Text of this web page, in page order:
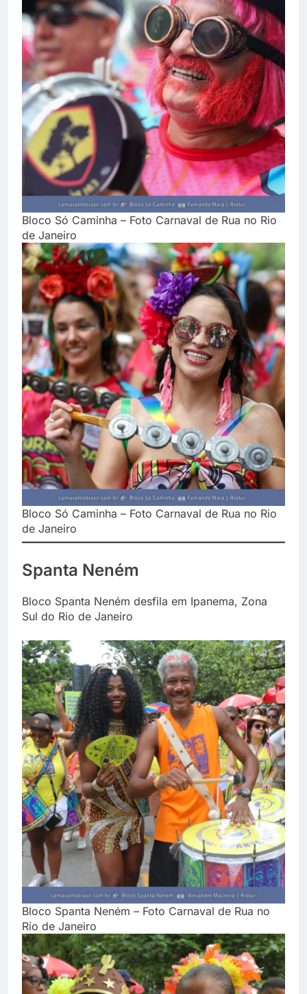
Bloco Só Caminha – Foto Carnaval de Rua no Rio
de Janeiro
Bloco Só Caminha – Foto Carnaval de Rua no Rio
de Janeiro
Spanta Neném
Bloco Spanta Neném desfila em Ipanema, Zona
Sul do Rio de Janeiro
Bloco Spanta Neném – Foto Carnaval de Rua no
Rio de Janeiro